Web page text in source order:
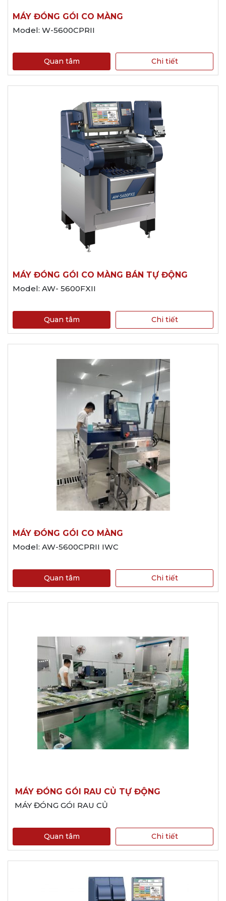
MÁY ĐÓNG GÓI CO MÀNG
Model: W-5600CPRII
Quan tâm Chi tiết
MÁY ĐÓNG GÓI CO MÀNG BÁN TỰ ĐỘNG
Model: AW- 5600FXII
Quan tâm Chi tiết
MÁY ĐÓNG GÓI CO MÀNG
Model: AW-5600CPRII IWC
Quan tâm Chi tiết
MÁY ĐÓNG GÓI RAU CỦ TỰ ĐỘNG
MÁY ĐÓNG GÓI RAU CỦ
Quan tâm Chi tiết